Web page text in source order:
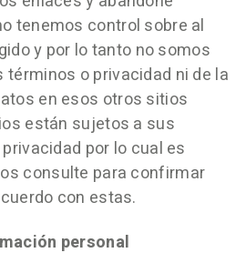
tenemos control sobre al
y por lo tanto no somos
o privacidad ni de la
en esos otros sitios
están sujetos a sus
por lo cual es
consulte para confirmar
con estas.
personal